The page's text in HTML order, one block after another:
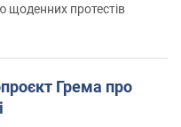
щоденних протестів
Грема про